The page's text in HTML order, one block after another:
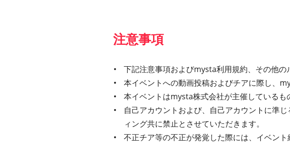
注意事項
下記注意事項およびmysta利用規約、その他の
本イベントへの動画投稿およびチアに際し、
本イベントはmysta株式会社が主催している
自己アカウントおよび、自己アカウントに準
ィング共に禁止とさせていただきます。
不正チア等の不正が発覚した際には、イベン